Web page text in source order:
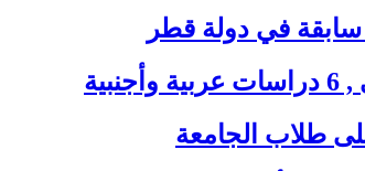
سابقة في دولة قطر
طلاب الجامعة